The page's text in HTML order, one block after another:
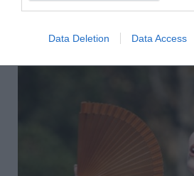
Data Deletion Data Access
2026-08-09.